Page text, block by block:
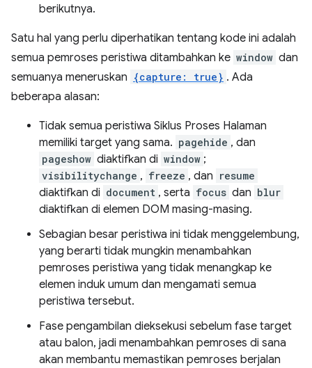
berikutnya.
Satu hal yang perlu diperhatikan tentang kode ini adalah
semua pemroses peristiwa ditambahkan ke window dan
semuanya meneruskan {capture: true} . Ada
beberapa alasan:
Tidak semua peristiwa Siklus Proses Halaman
memiliki target yang sama. pagehide , dan
pageshow diaktifkan di window ;
visibilitychange , freeze , dan resume
diaktifkan di document , serta focus dan blur
diaktifkan di elemen DOM masing-masing.
Sebagian besar peristiwa ini tidak menggelembung,
yang berarti tidak mungkin menambahkan
pemroses peristiwa yang tidak menangkap ke
elemen induk umum dan mengamati semua
peristiwa tersebut.
Fase pengambilan dieksekusi sebelum fase target
atau balon, jadi menambahkan pemroses di sana
akan membantu memastikan pemroses berjalan